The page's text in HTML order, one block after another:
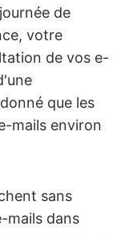
de
votre
de vos e-
que les
mails environ
sans
mails dans